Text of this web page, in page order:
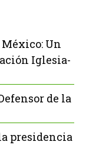
Un
Iglesia-
de la
presidencia